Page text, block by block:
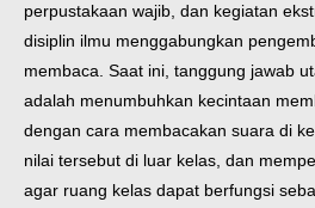
perpustakaan wajib, dan kegiatan
disiplin ilmu menggabungkan
membaca. Saat ini, tanggung jawab
adalah menumbuhkan kecintaan
dengan cara membacakan suara di
nilai tersebut di luar kelas, dan
agar ruang kelas dapat berfungsi